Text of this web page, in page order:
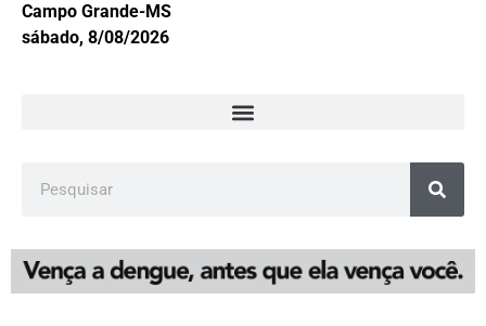
Campo Grande-MS
sábado, 8/08/2026